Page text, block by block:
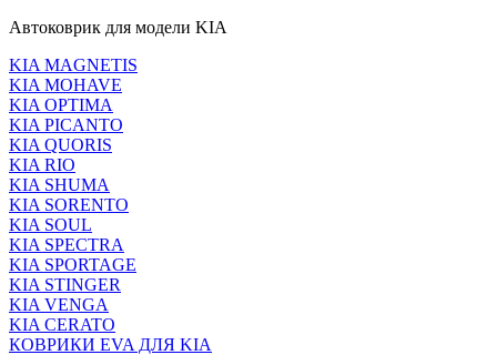
Автоковрик для модели KIA
KIA MAGNETIS
KIA MOHAVE
KIA OPTIMA
KIA PICANTO
KIA QUORIS
KIA RIO
KIA SHUMA
KIA SORENTO
KIA SOUL
KIA SPECTRA
KIA SPORTAGE
KIA STINGER
KIA VENGA
KIA CERATO
КОВРИКИ EVA ДЛЯ KIA